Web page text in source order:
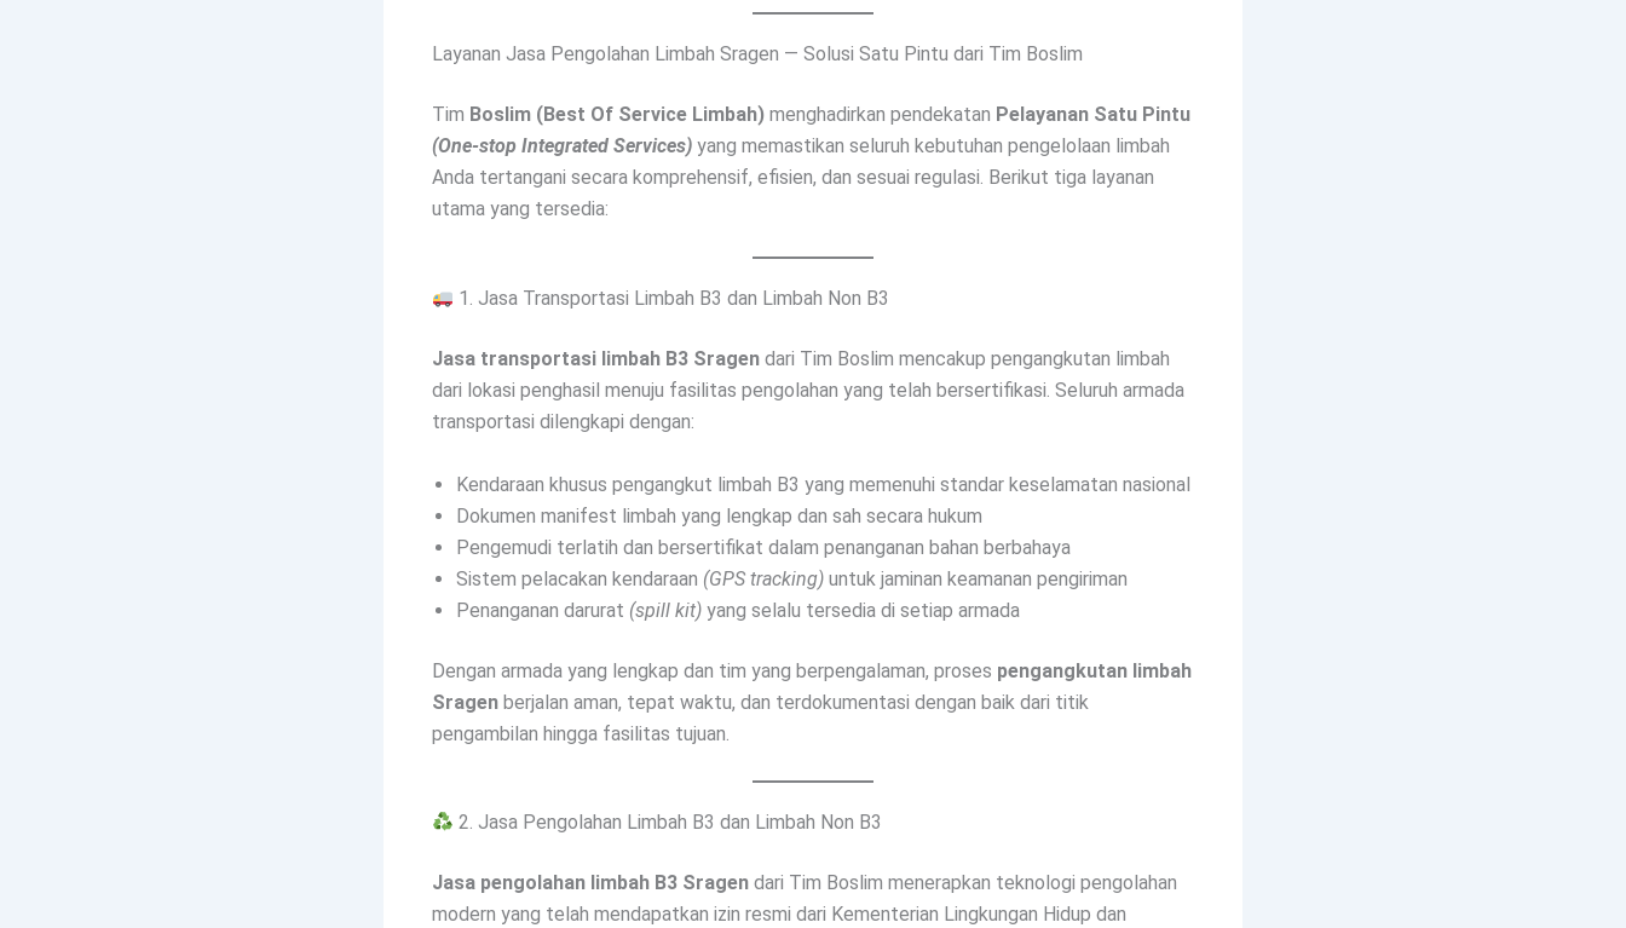
Layanan Jasa Pengolahan Limbah Sragen — Solusi Satu Pintu dari Tim Boslim
Tim Boslim (Best Of Service Limbah) menghadirkan pendekatan Pelayanan Satu Pintu
(One-stop Integrated Services) yang memastikan seluruh kebutuhan pengelolaan limbah
Anda tertangani secara komprehensif, efisien, dan sesuai regulasi. Berikut tiga layanan
utama yang tersedia:
1. Jasa Transportasi Limbah B3 dan Limbah Non B3
Jasa transportasi limbah B3 Sragen dari Tim Boslim mencakup pengangkutan limbah
dari lokasi penghasil menuju fasilitas pengolahan yang telah bersertifikasi. Seluruh armada
transportasi dilengkapi dengan:
Kendaraan khusus pengangkut limbah B3 yang memenuhi standar keselamatan nasional
Dokumen manifest limbah yang lengkap dan sah secara hukum
Pengemudi terlatih dan bersertifikat dalam penanganan bahan berbahaya
Sistem pelacakan kendaraan (GPS tracking) untuk jaminan keamanan pengiriman
Penanganan darurat (spill kit) yang selalu tersedia di setiap armada
Dengan armada yang lengkap dan tim yang berpengalaman, proses pengangkutan limbah
Sragen berjalan aman, tepat waktu, dan terdokumentasi dengan baik dari titik
pengambilan hingga fasilitas tujuan.
2. Jasa Pengolahan Limbah B3 dan Limbah Non B3
Jasa pengolahan limbah B3 Sragen dari Tim Boslim menerapkan teknologi pengolahan
modern yang telah mendapatkan izin resmi dari Kementerian Lingkungan Hidup dan